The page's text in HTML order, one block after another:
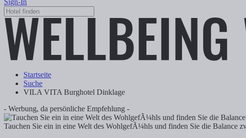
Sign-In
Startseite
Suche
VILA VITA Burghotel Dinklage
- Werbung, da persönliche Empfehlung -
Tauchen Sie ein in eine Welt des WohlgefÃ¼hls und finden Sie die Balance